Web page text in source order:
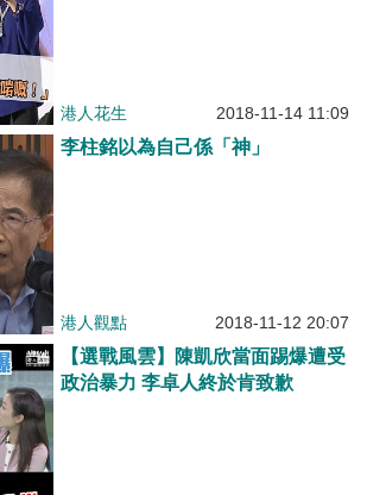
港人花生 2018-11-14 11:09
李柱銘以為自己係「神」
港人觀點 2018-11-12 20:07
【選戰風雲】陳凱欣當面踢爆遭受
政治暴力 李卓人終於肯致歉